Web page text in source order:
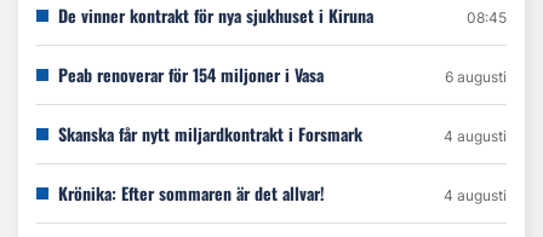
De vinner kontrakt för nya sjukhuset i Kiruna 08:45
Peab renoverar för 154 miljoner i Vasa 6 augusti
Skanska får nytt miljardkontrakt i Forsmark 4 augusti
Krönika: Efter sommaren är det allvar! 4 augusti